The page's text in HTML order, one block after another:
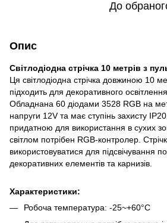
До
Опис
Світлодіодна стрічка 10 метрів з
Ця світлодіодна стрічка довжиною 10
підходить для декоративного
Обладнана 60 діодами 3528 RGB на
напруги 12V та має ступінь захисту
придатною для використання в сухих
світлом потрібен RGB-контролер.
використовуватися для підсвічування
декоративних елементів та карнизів.
Характеристики:
Робоча температура: -25~+60°C